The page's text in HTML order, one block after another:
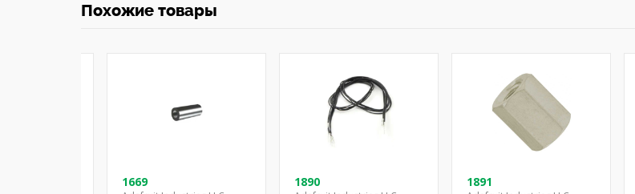
Похожие товары
1669 1890 1891